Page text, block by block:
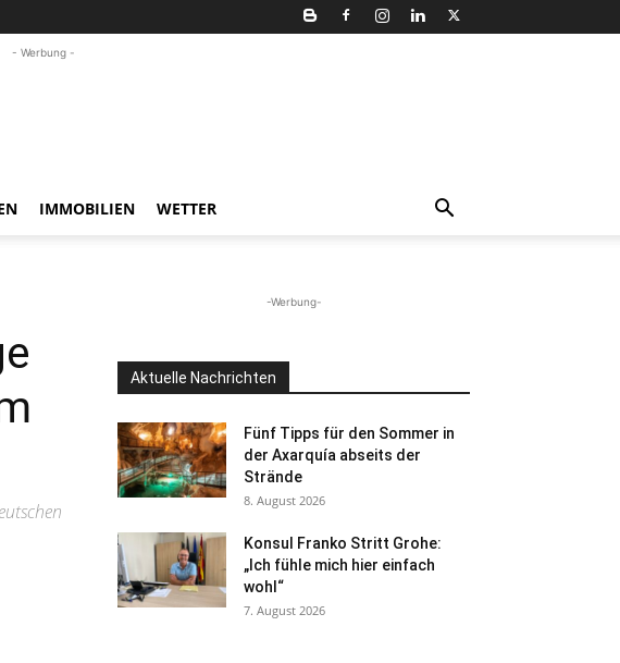
- Werbung -
IMMOBILIEN WETTER
-Werbung-
Aktuelle Nachrichten
Fünf Tipps für den Sommer in
der Axarquía abseits der
Strände
8. August 2026
Konsul Franko Stritt Grohe:
„Ich fühle mich hier einfach
wohl“
7. August 2026